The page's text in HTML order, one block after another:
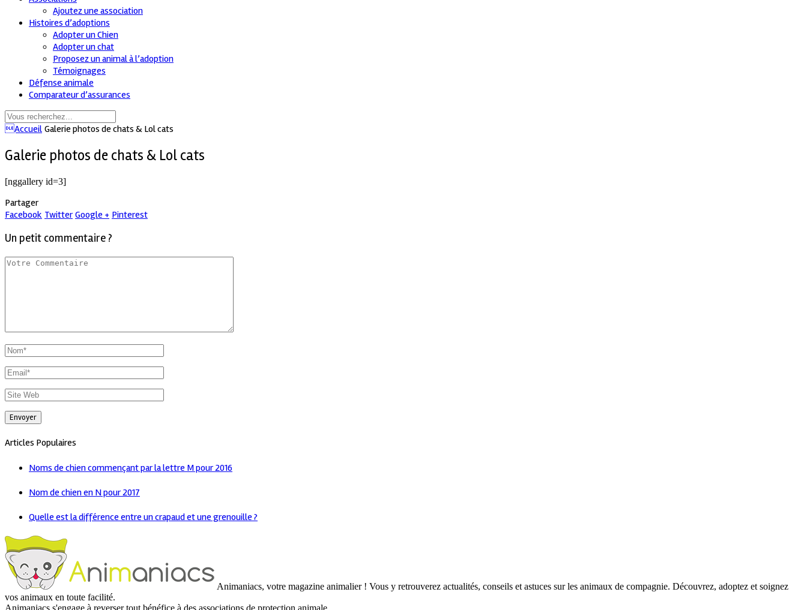
Ajoutez une association
Histoires d’adoptions
Adopter un Chien
Adopter un chat
Proposez un animal à l’adoption
Témoignages
Défense animale
Comparateur d’assurances
Accueil Galerie photos de chats & Lol cats
Galerie photos de chats & Lol cats
[nggallery id=3]
Partager
Facebook Twitter Google + Pinterest
Un petit commentaire ?
Articles Populaires
Noms de chien commençant par la lettre M pour 2016
Nom de chien en N pour 2017
Quelle est la différence entre un crapaud et une grenouille ?
Animaniacs, votre magazine animalier ! Vous y retrouverez actualités, conseils et astuces sur les animaux de compagnie. Découvrez, adoptez et soignez
vos animaux en toute facilité.